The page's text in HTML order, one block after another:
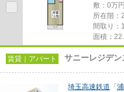
敷：0万
所在階：
間取り：
面積：
賃貸｜アパート サニーレジデン
埼玉高速鉄道 「